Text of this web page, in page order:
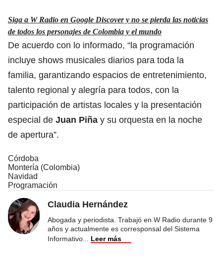
Siga a W Radio en Google Discover y no se pierda las noticias
de todos los personajes de Colombia y el mundo
De acuerdo con lo informado, “la programación
incluye shows musicales diarios para toda la
familia, garantizando espacios de entretenimiento,
talento regional y alegría para todos, con la
participación de artistas locales y la presentación
especial de Juan Piña y su orquesta en la noche
de apertura”.
Córdoba
Montería (Colombia)
Navidad
Programación
Claudia Hernández
Abogada y periodista. Trabajó en W Radio durante 9
años y actualmente es corresponsal del Sistema
Informativo
Leer más